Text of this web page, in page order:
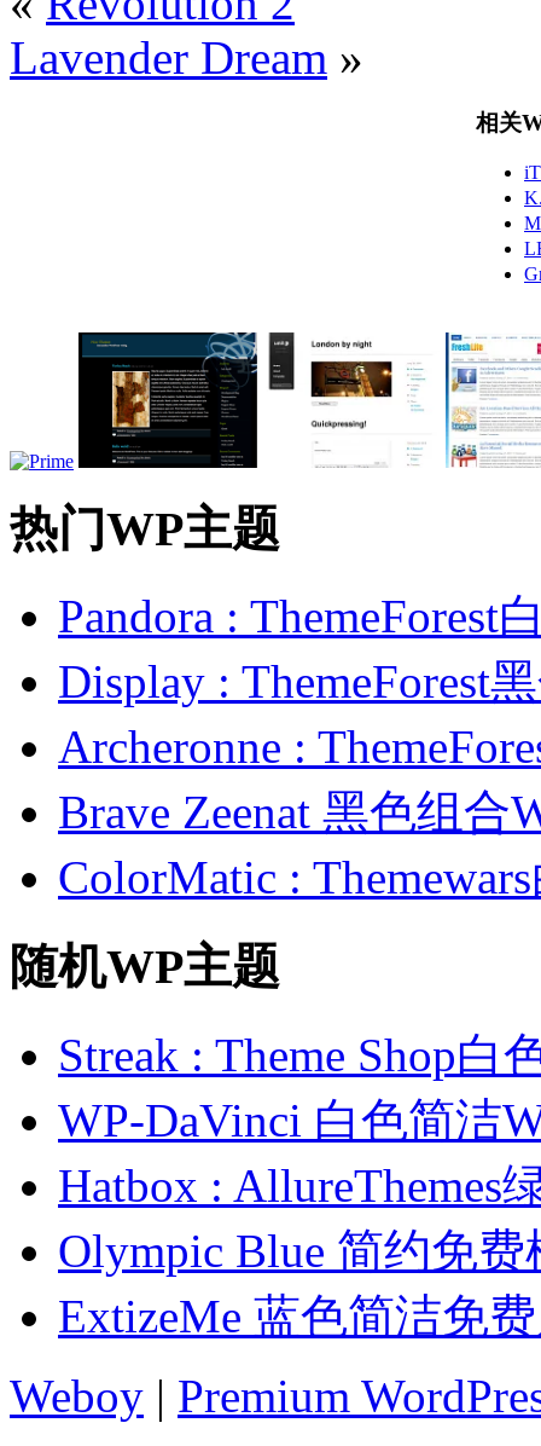
Lavender Dream »
相关
热门WP主题
Pandora : ThemeForest
Display : ThemeForest
Archeronne :
Brave Zeenat 黑色组合
ColorMatic :
随机WP主题
Streak : Theme Shop白
WP-DaVinci 白色简洁
Hatbox : AllureThemes
Olympic Blue 简约免费
ExtizeMe 蓝色简洁免
Weboy | Premium